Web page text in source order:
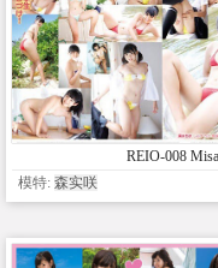
REIO-008
模特: 森实咲